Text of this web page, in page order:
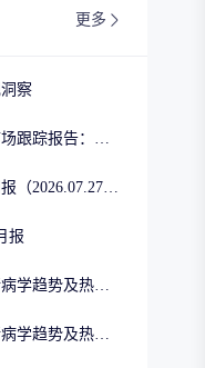
更多
察
2026年中国生物创新药市场跟踪报告：司美格鲁肽2025年四季度市场回顾
摩熵咨询医药行业观察周报（2026.07.27-2026.08.02）
报
2026年非小细胞肺癌流行病学趋势及热门靶点药物市场表现洞察
2026年多发性骨髓瘤流行病学趋势及热门靶点药物市场表现洞察